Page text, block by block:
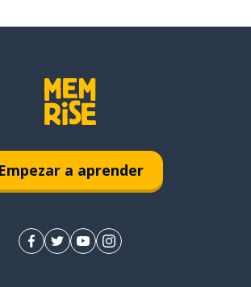
Empezar a aprender